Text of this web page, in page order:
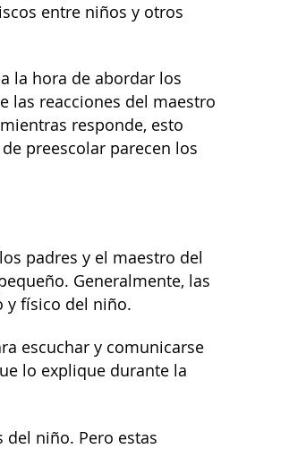
entre niños y otros
la hora de abordar los
las reacciones del maestro
responde, esto
preescolar parecen los
padres y el maestro del
Generalmente, las
y físico del niño.
escuchar y comunicarse
lo explique durante la
del niño. Pero estas